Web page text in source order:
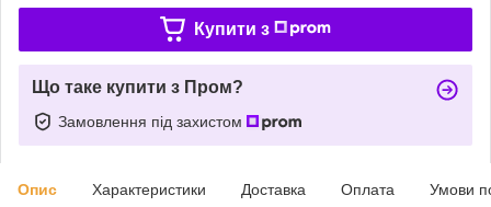
Купити з
Що таке купити з Пром?
Замовлення під захистом
Опис Характеристики Доставка Оплата Умови